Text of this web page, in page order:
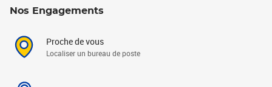
Nos Engagements
Proche de vous
Localiser un bureau de poste